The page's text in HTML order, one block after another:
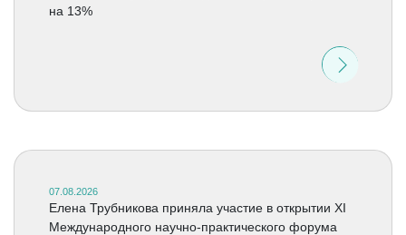
на 13%
07.08.2026
Елена Трубникова приняла участие в открытии XI
Международного научно-практического форума